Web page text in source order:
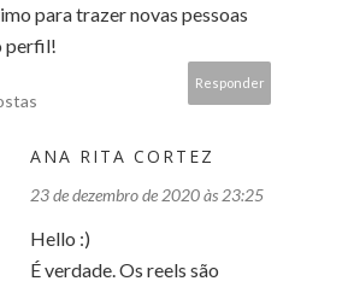
para trazer novas pessoas
perfil!
Responder
ANA RITA CORTEZ
23 de dezembro de 2020 às 23:25
Hello :)
É verdade. Os reels são